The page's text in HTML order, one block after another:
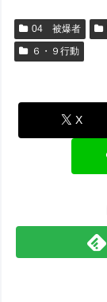
04 被爆者
６・９行動
X